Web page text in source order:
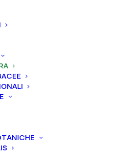
lactiflora
Gentry”